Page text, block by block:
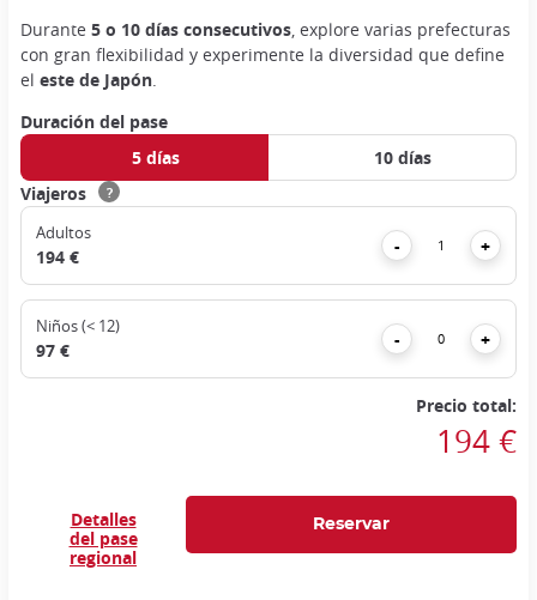
Durante 5 o 10 días consecutivos, explore varias prefecturas
con gran flexibilidad y experimente la diversidad que define
el este de Japón.
Duración del pase
5 días
10 días
Viajeros
?
Adultos
194 €
Eliminar
-
Add +
Niños (< 12)
97 €
Eliminar
-
Add +
Precio total:
194 €
Detalles
del pase
regional